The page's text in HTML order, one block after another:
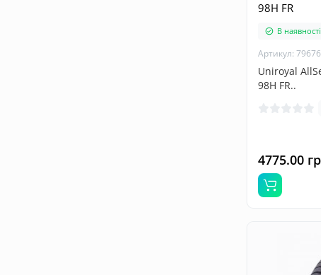
98H FR
В наявності
Артикул: 79676
Uniroyal
98H FR..
4775.00